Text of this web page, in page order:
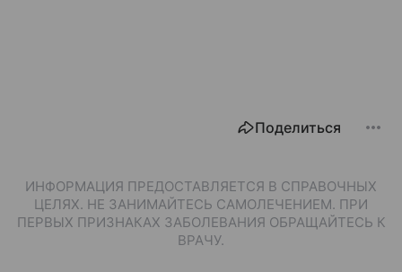
Поделиться
ИНФОРМАЦИЯ ПРЕДОСТАВЛЯЕТСЯ В СПРАВОЧНЫХ
ЦЕЛЯХ. НЕ ЗАНИМАЙТЕСЬ САМОЛЕЧЕНИЕМ. ПРИ
ПЕРВЫХ ПРИЗНАКАХ ЗАБОЛЕВАНИЯ ОБРАЩАЙТЕСЬ К
ВРАЧУ.